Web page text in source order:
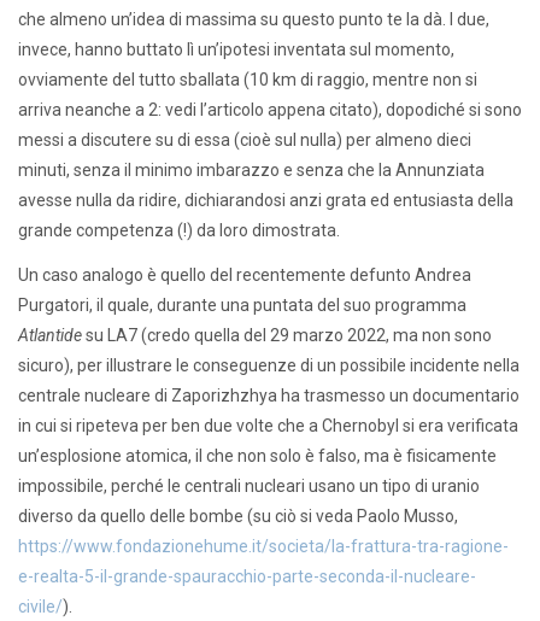
che almeno un’idea di massima su questo punto te la dà. I due,
invece, hanno buttato lì un’ipotesi inventata sul momento,
ovviamente del tutto sballata (10 km di raggio, mentre non si
arriva neanche a 2: vedi l’articolo appena citato), dopodiché si sono
messi a discutere su di essa (cioè sul nulla) per almeno dieci
minuti, senza il minimo imbarazzo e senza che la Annunziata
avesse nulla da ridire, dichiarandosi anzi grata ed entusiasta della
grande competenza (!) da loro dimostrata.
Un caso analogo è quello del recentemente defunto Andrea
Purgatori, il quale, durante una puntata del suo programma
Atlantidesu LA7 (credo quella del 29 marzo 2022, ma non sono
sicuro), per illustrare le conseguenze di un possibile incidente nella
centrale nucleare di Zaporizhzhya ha trasmesso un documentario
in cui si ripeteva per ben due volte che a Chernobyl si era verificata
un’esplosione atomica, il che non solo è falso, ma è fisicamente
impossibile, perché le centrali nucleari usano un tipo di uranio
diverso da quello delle bombe (su ciò si veda Paolo Musso,
https://www.fondazionehume.it/societa/la-frattura-tra-ragione-
e-realta-5-il-grande-spauracchio-parte-seconda-il-nucleare-
civile/).